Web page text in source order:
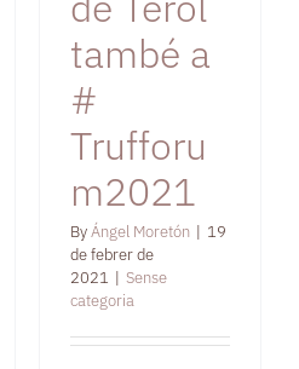
també a
#
Trufforu
m2021
ByÁngel Moretón | 19
de febrer de
2021 | Sense
categoria